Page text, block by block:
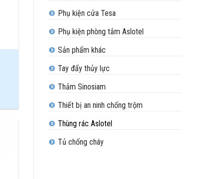
Phụ kiện cửa Tesa
Phụ kiện phòng tắm Aslotel
Sản phẩm khác
Tay đẩy thủy lực
Thảm Sinosiam
Thiết bị an ninh chống trộm
Thùng rác Aslotel
Tủ chống cháy